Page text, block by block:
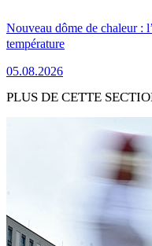
Nouveau dôme de chaleur :
température
05.08.2026
PLUS DE CETTE